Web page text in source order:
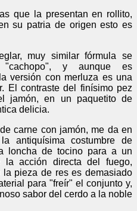
que la presentan en rollito,
su patria de origen esto es
muy similar fórmula se
y aunque es
versión con merluza es una
El contraste del finísimo pez
jamón, en un paquetito de
delicia.
carne con jamón, me da en
antiquísima costumbre de
loncha de tocino para a un
acción directa del fuego,
pieza de res es demasiado
para "freír" el conjunto y,
sabor del cerdo a la noble